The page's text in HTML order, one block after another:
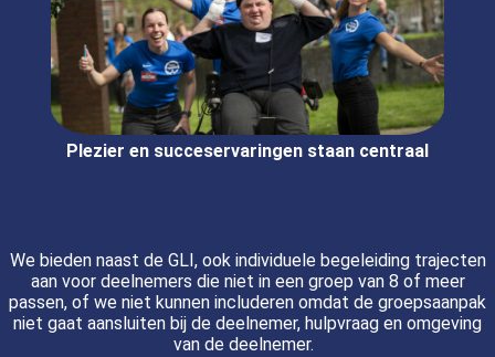
Plezier en succeservaringen staan centraal
We bieden naast de GLI, ook individuele begeleiding trajecten
aan voor deelnemers die niet in een groep van 8 of meer
passen, of we niet kunnen includeren omdat de groepsaanpak
niet gaat aansluiten bij de deelnemer, hulpvraag en omgeving
van de deelnemer.